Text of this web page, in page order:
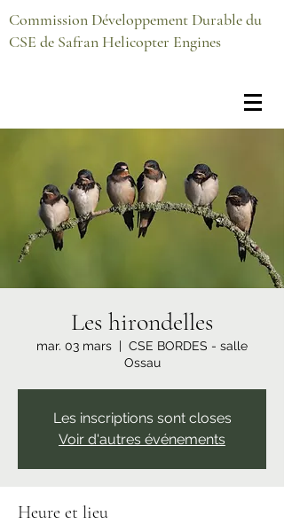
Commission Développement Durable du
CSE de Safran Helicopter Engines
Les hirondelles
mar. 03 mars
  |
CSE BORDES - salle
Ossau
Les inscriptions sont closes
Voir d'autres événements
Heure et lieu